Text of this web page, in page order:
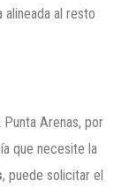
al resto
Arenas, por
que necesite la
, puede solicitar el